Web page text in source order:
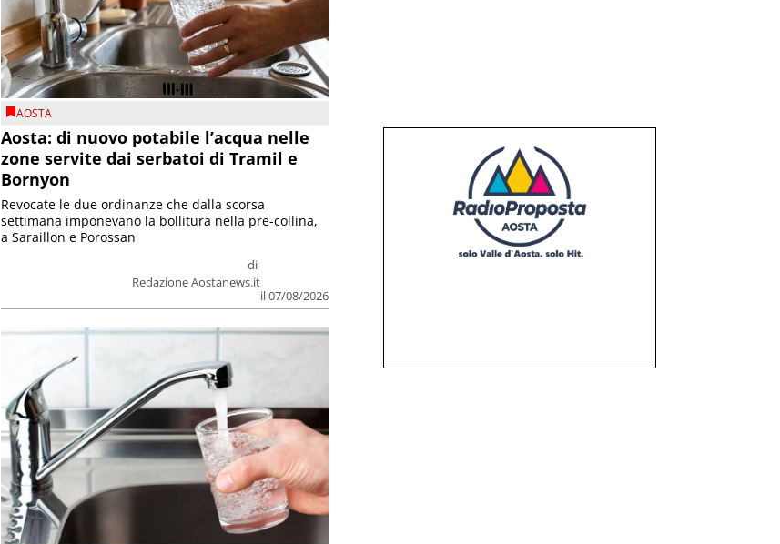
AOSTA
Aosta: di nuovo potabile l’acqua nelle
zone servite dai serbatoi di Tramil e
Bornyon
di
Redazione Aostanews.it
il 07/08/2026
Revocate le due ordinanze che dalla scorsa
settimana imponevano la bollitura nella pre-collina,
a Saraillon e Porossan